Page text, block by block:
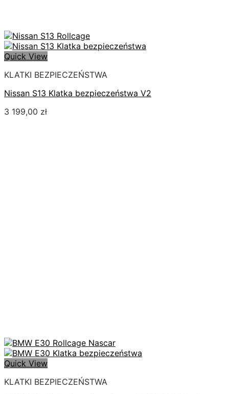
Quick View
KLATKI BEZPIECZEŃSTWA
Nissan S13 Klatka bezpieczeństwa V2
3 199,00 zł
Quick View
KLATKI BEZPIECZEŃSTWA